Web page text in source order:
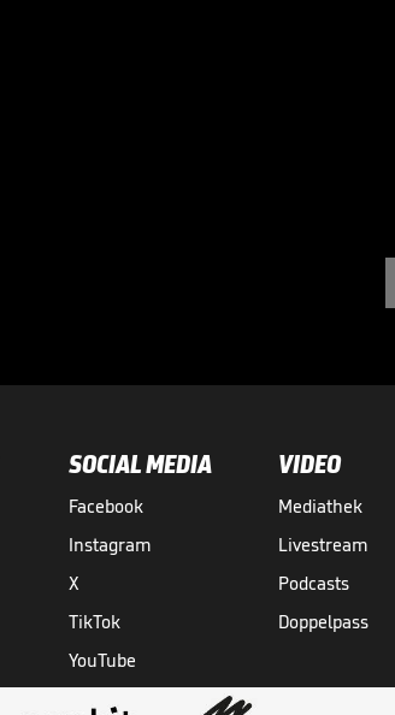
SOCIAL MEDIA
Facebook
Instagram
X
TikTok
YouTube
VIDEO
Mediathek
Livestream
Podcasts
Doppelpass